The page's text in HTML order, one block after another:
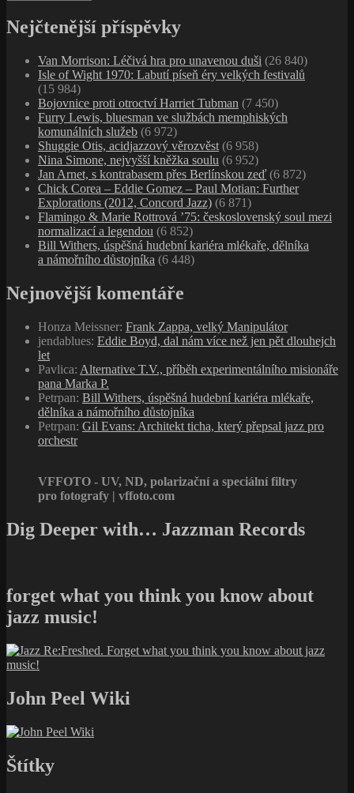
Nejčtenější příspěvky
Van Morrison: Léčivá hra pro unavenou duši (26 840)
Isle of Wight 1970: Labutí píseň éry velkých festivalů
(15 984)
Bojovnice proti otroctví Harriet Tubman (7 450)
Furry Lewis, bluesman ve službách memphiských
komunálních služeb (6 972)
Shuggie Otis, acidjazzový věrozvěst (6 958)
Nina Simone, nejvyšší kněžka soulu (6 952)
Jan Arnet, s kontrabasem přes Berlínskou zeď (6 872)
Chick Corea – Eddie Gomez – Paul Motian: Further
Explorations (2012, Concord Jazz) (6 871)
Flamingo & Marie Rottrová ’75: československý soul mezi
normalizací a legendou (6 852)
Bill Withers, úspěšná hudební kariéra mlékaře, dělníka
a námořního důstojníka (6 448)
Nejnovější komentáře
Honza Meissner: Frank Zappa, velký Manipulátor
jendablues: Eddie Boyd, dal nám více než jen pět dlouhejch
let
Pavlica: Alternative T.V., příběh experimentálního misionáře
pana Marka P.
Petrpan: Bill Withers, úspěšná hudební kariéra mlékaře,
dělníka a námořního důstojníka
Petrpan: Gil Evans: Architekt ticha, který přepsal jazz pro
orchestr
VFFOTO - UV, ND, polarizační a speciální filtry
pro fotografy | vffoto.com
Dig Deeper with… Jazzman Records
forget what you think you know about
jazz music!
John Peel Wiki
Štítky